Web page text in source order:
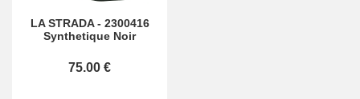
LA STRADA- 2300416
Synthetique Noir
75.00 €